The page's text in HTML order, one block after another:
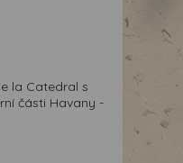
la Catedral s
části Havany -